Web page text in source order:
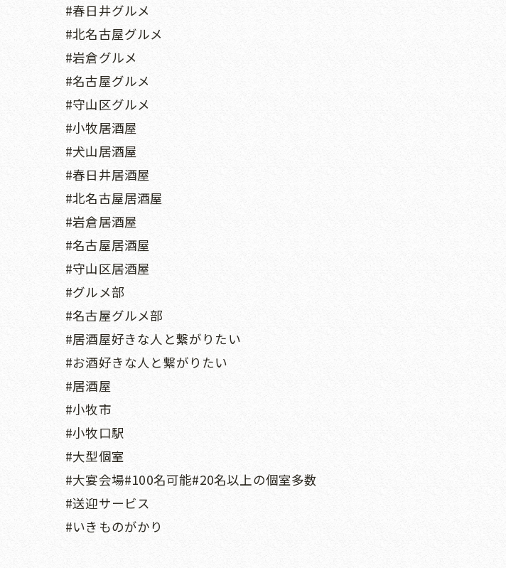
#春日井グルメ
#北名古屋グルメ
#岩倉グルメ
#名古屋グルメ
#守山区グルメ
#小牧居酒屋
#犬山居酒屋
#春日井居酒屋
#北名古屋居酒屋
#岩倉居酒屋
#名古屋居酒屋
#守山区居酒屋
#グルメ部
#名古屋グルメ部
#居酒屋好きな人と繋がりたい
#お酒好きな人と繋がりたい
#居酒屋
#小牧市
#小牧口駅
#大型個室
#大宴会場#100名可能#20名以上の個室多数
#送迎サービス
#いきものがかり